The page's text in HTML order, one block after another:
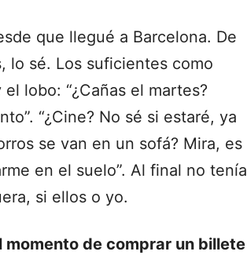
que llegué a Barcelona. De
lo sé. Los suficientes como
lobo: “¿Cañas el martes?
“¿Cine? No sé si estaré, ya
se van en un sofá? Mira, es
en el suelo”. Al final no tenía
si ellos o yo.
momento de comprar un billete